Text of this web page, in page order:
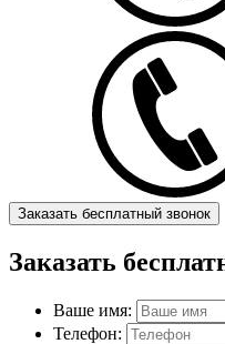
Заказать бесплатный звонок
Заказать
Ваше имя:
Телефон: